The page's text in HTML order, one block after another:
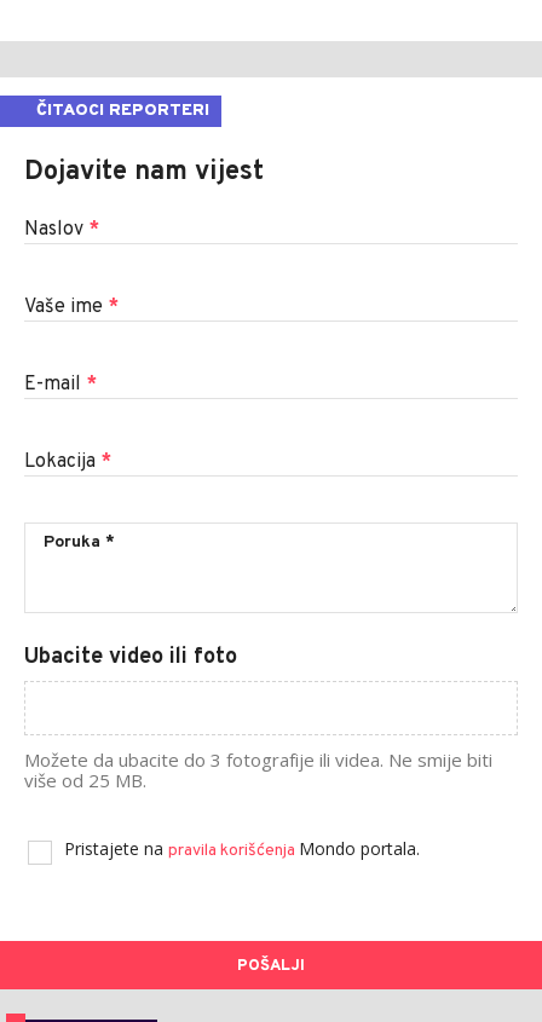
ČITAOCI REPORTERI
Dojavite nam vijest
Naslov *
Vaše ime *
E-mail *
Lokacija *
Ubacite video ili foto
Možete da ubacite do 3 fotografije ili videa. Ne smije biti
više od 25 MB.
Pristajete na pravila korišćenja Mondo portala.
POŠALJI